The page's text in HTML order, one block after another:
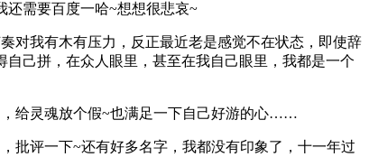
还需要百度一哈~想想很悲哀~
对我有木有压力，反正最近老是感觉不在状态，即使辞
己拼，在众人眼里，甚至在我自己眼里，我都是一个
，给灵魂放个假~也满足一下自己好游的心……
批评一下~还有好多名字，我都没有印象了，十一年过